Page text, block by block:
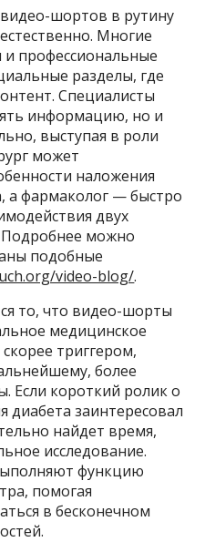
шортов в рутину
Многие
профессиональные
разделы, где
Специалисты
информацию, но и
выступая в роли
может
наложения
а фармаколог — быстро
двух
Подробнее можно
подобные
video-blog/.
то, что видео-шорты
медицинское
триггером,
более
Если короткий ролик о
диабета заинтересовал
найдет время,
исследование.
функцию
помогая
в бесконечном